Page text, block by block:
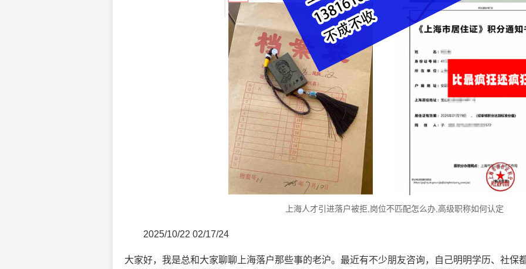
上海人才引进落户被拒,岗位不匹配怎么办,高级职称如何认定
2025/10/22 02/17/24
大家好，我是总和大家聊聊上海落户那些事的老沪。最近有不少朋友咨询，自己明明学历、社保